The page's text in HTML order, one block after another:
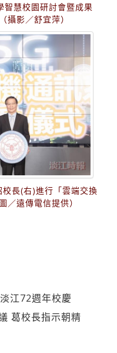
慧校園研討會暨成果
攝影／舒宜萍）
長(右)進行「雲端交換
／遠傳電信提供）
江72週年校慶
葛校長指示朝精